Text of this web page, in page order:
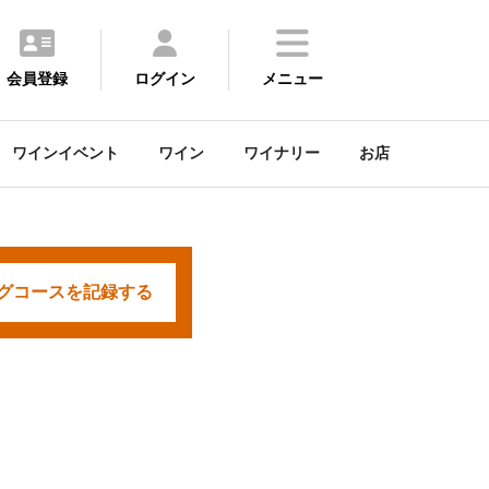
会員登録 ログイン メニュー
ワインイベント ワイン ワイナリー お店
コースを記録する